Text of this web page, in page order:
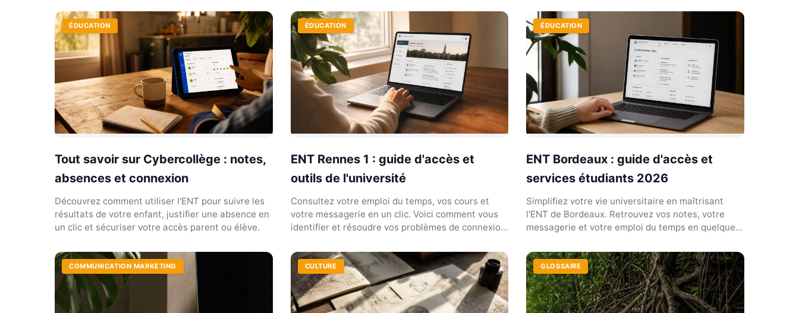
ÉDUCATION
Tout savoir sur Cybercollège : notes,
absences et connexion
Découvrez comment utiliser l'ENT pour suivre les
résultats de votre enfant, justifier une absence en
un clic et sécuriser votre accès parent ou élève.
ÉDUCATION
ENT Rennes 1 : guide d'accès et
outils de l'université
Consultez votre emploi du temps, vos cours et
votre messagerie en un clic. Voici comment vous
identifier et résoudre vos problèmes de connexion
ÉDUCATION
ENT Bordeaux : guide d'accès et
services étudiants 2026
Simplifiez votre vie universitaire en maîtrisant
l'ENT de Bordeaux. Retrouvez vos notes, votre
messagerie et votre emploi du temps en quelques
COMMUNICATION MARKETING CULTURE GLOSSAIRE